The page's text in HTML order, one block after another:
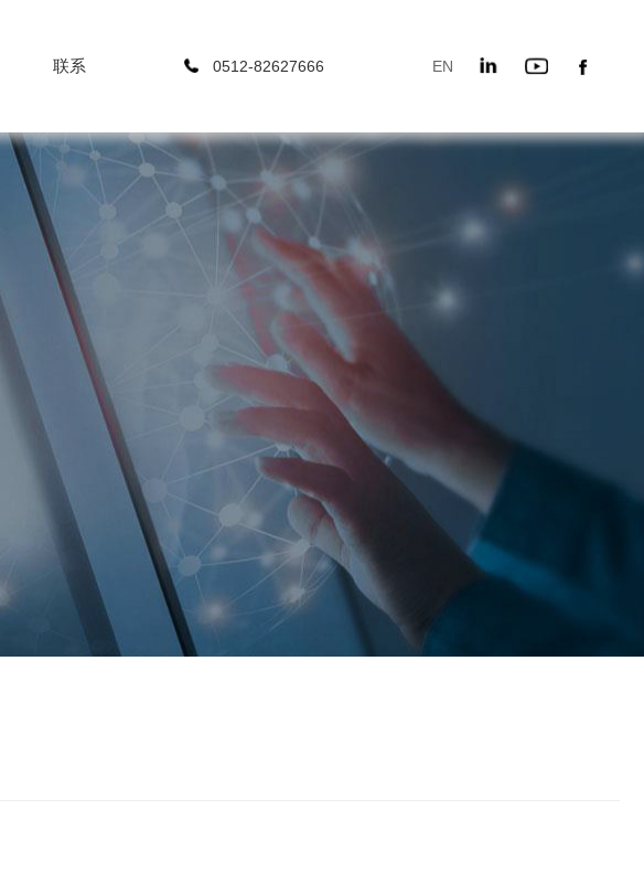
联系 0512-82627666 EN
+86-512-82627666